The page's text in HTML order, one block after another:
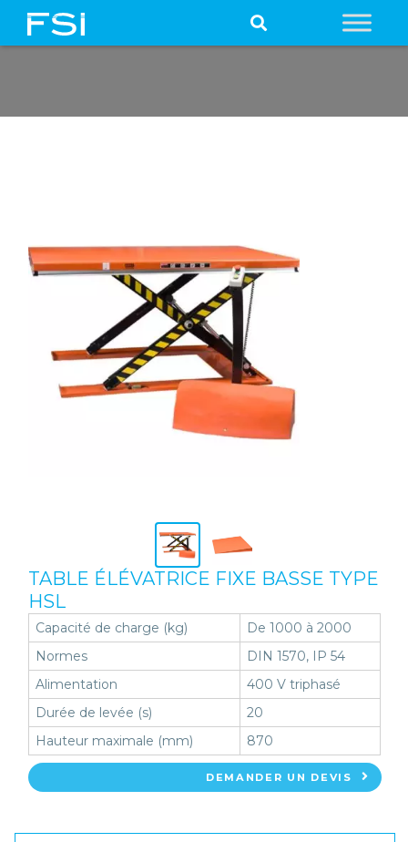
TABLE ÉLÉVATRICE FIXE BASSE TYPE
HSL
Capacité de charge (kg)
De 1000 à 2000
Normes
DIN 1570, IP 54
Alimentation
400 V triphasé
Durée de levée (s)
20
Hauteur maximale (mm)
870
DEMANDER UN DEVIS